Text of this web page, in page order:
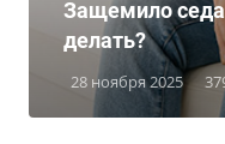
28 ноября 2025
Защемило
делать?